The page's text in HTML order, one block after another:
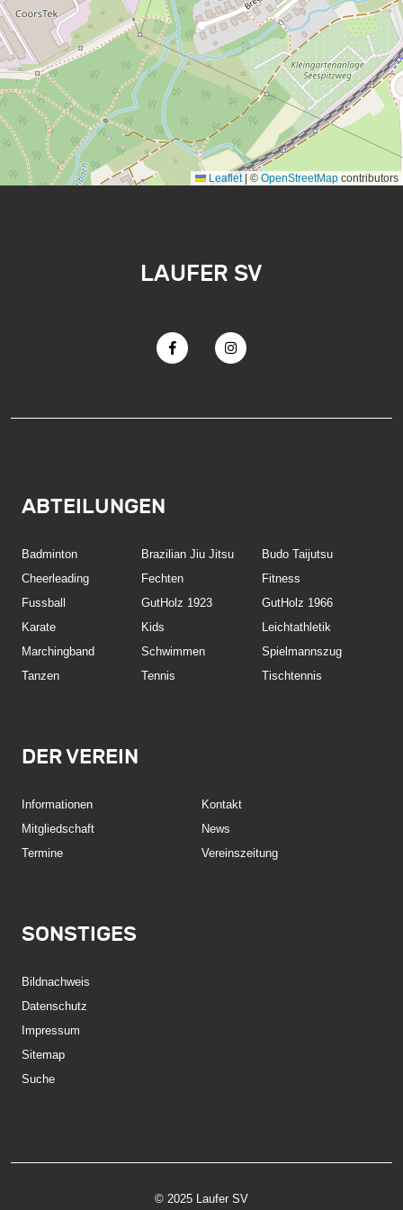
Leaflet |© OpenStreetMap contributors
LAUFER SV
ABTEILUNGEN
Badminton Brazilian Jiu Jitsu
Budo Taijutsu
Cheerleading
Fechten
Fitness
Fussball
GutHolz 1923
GutHolz 1966
Karate
Kids
Leichtathletik
Marchingband
Schwimmen
Spielmannszug
Tanzen
Tennis Tischtennis
DER VEREIN
Informationen
Kontakt
Mitgliedschaft
News
Termine
Vereinszeitung
SONSTIGES
Bildnachweis
Datenschutz
Impressum
Sitemap
Suche
© 2025 Laufer SV